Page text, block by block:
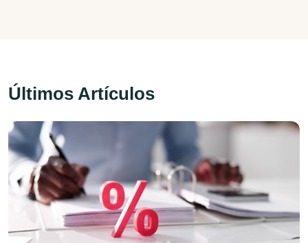
Últimos Artículos